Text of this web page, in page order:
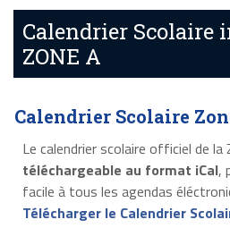
Calendrier Scolaire
ZONE A
Calendrier Scolaire
Le calendrier scolaire officiel de la
téléchargeable au format iCal,
facile à tous les agendas
Télécharger le Calendrier